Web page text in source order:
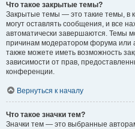
Что такое закрытые темы?
Закрытые темы — это такие темы, в
могут оставлять сообщения, и все
автоматически завершаются. Темы
причинам модератором форума или
также можете иметь возможность
зависимости от прав,
конференции.
Вернуться к началу
Что такое значки тем?
Значки тем — это выбранные